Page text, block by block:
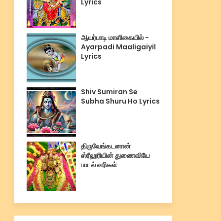
Lyrics
ஆயர்பாடி மாளிகையில் -
Ayarpadi Maaligaiyil
Lyrics
Shiv Sumiran Se
Subha Shuru Ho Lyrics
திருவேங்கடனான்
ஸ்ரீஹரியின் துணைவியே
பாடல் வரிகள்